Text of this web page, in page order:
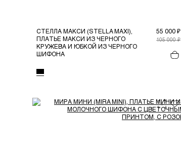
СТЕЛЛА МАКСИ (STELLA MAXI),
ПЛАТЬЕ МАКСИ ИЗ ЧЕРНОГО
КРУЖЕВА И ЮБКОЙ ИЗ ЧЕРНОГО
ШИФОНА
55 000 ₽
105 000 ₽